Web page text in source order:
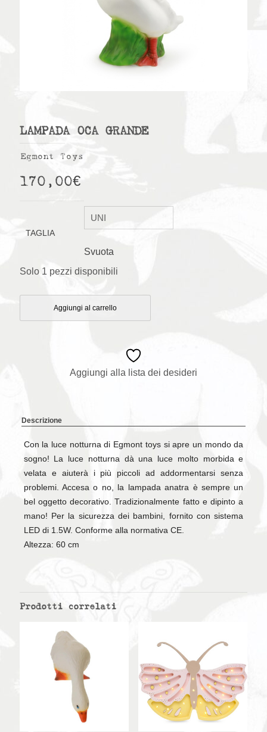
LAMPADA OCA GRANDE
Egmont Toys
170,00€
TAGLIA
Svuota
Solo 1 pezzi disponibili
Aggiungi al carrello
Aggiungi alla lista dei desideri
Descrizione
Con la luce notturna di Egmont toys si apre un mondo da
sogno! La luce notturna dà una luce molto morbida e
velata e aiuterà i più piccoli ad addormentarsi senza
problemi. Accesa o no, la lampada anatra è sempre un
bel oggetto decorativo. Tradizionalmente fatto e dipinto a
mano! Per la sicurezza dei bambini, fornito con sistema
LED di 1.5W. Conforme alla normativa CE.
Altezza: 60 cm
Prodotti correlati